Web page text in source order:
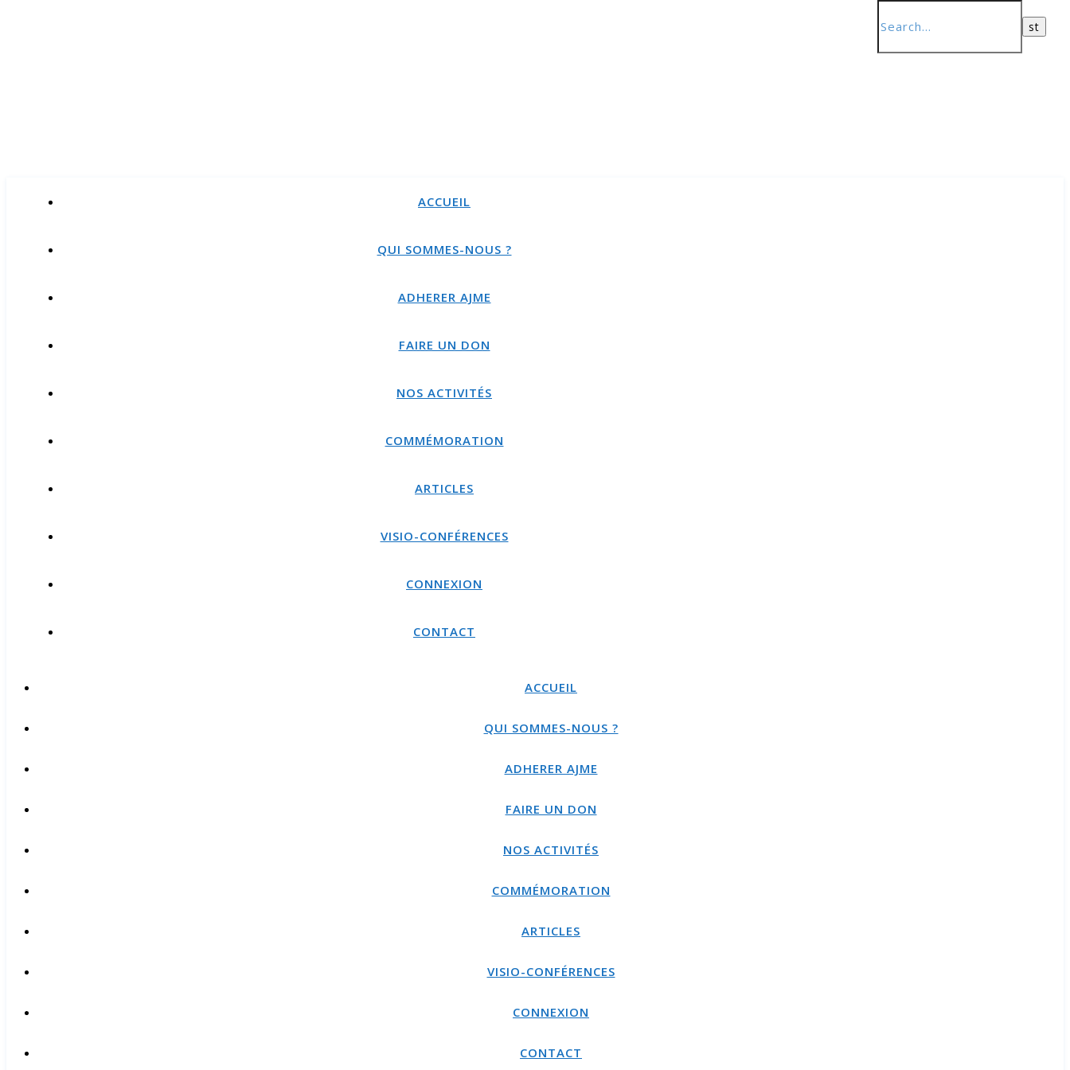
ACCUEIL
QUI SOMMES-NOUS ?
ADHERER AJME
FAIRE UN DON
NOS ACTIVITÉS
COMMÉMORATION
ARTICLES
VISIO-CONFÉRENCES
CONNEXION
CONTACT
ACCUEIL
QUI SOMMES-NOUS ?
ADHERER AJME
FAIRE UN DON
NOS ACTIVITÉS
COMMÉMORATION
ARTICLES
VISIO-CONFÉRENCES
CONNEXION
CONTACT